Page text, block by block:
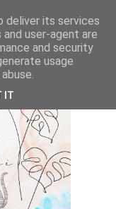
deliver its services
user-agent are
and security
usage
IT